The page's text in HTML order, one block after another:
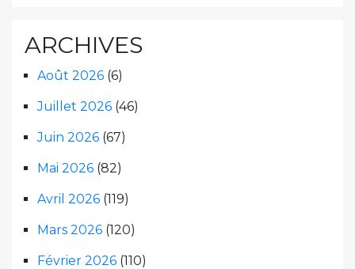
ARCHIVES
Août 2026 (6)
Juillet 2026 (46)
Juin 2026 (67)
Mai 2026 (82)
Avril 2026 (119)
Mars 2026 (120)
Février 2026 (110)